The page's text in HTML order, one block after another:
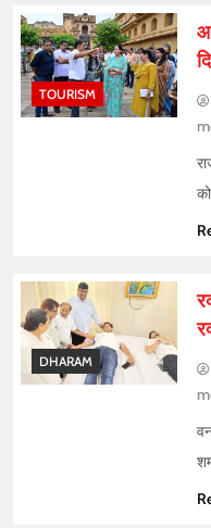
TOURISM
DHARAM